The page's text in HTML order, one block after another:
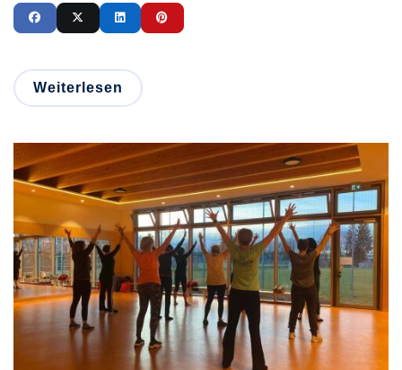
Weiterlesen